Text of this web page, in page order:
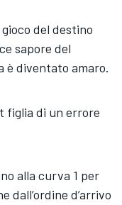
del destino
sapore del
è diventato amaro.
figlia di un errore
alla curva 1 per
dall’ordine d’arrivo